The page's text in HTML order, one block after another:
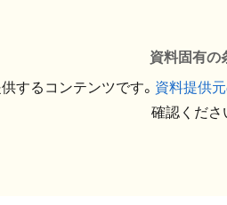
資料固有の
するコンテンツです。 資料提供
確認くださ